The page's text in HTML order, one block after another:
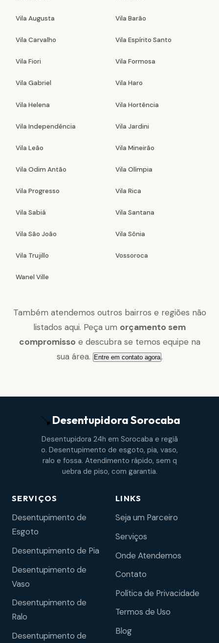
Vila Augusta Vila Barão
Vila Carvalho Vila Espírito Santo
Vila Fiori Vila Formosa
Vila Gabriel Vila Haro
Vila Helena Vila Hortência
Vila Independência Vila Jardini
Vila Leão Vila Mineirão
Vila Odim Antão Vila Olímpia
Vila Progresso Vila Rica
Vila Sabiá Vila Santana
Vila São João Vila Sônia
Vila Trujillo Vossoroca
Wanel Ville
Também atendemos outros bairros e regiões não
listados aqui. Peça um orçamento sem
compromisso e descubra se temos equipe na
sua área. Entre em contato agora.
DesentupidoraSorocaba
Desentupidora 24h em Sorocaba e regiã
o. Desentupimento de esgoto, pia, vaso,
ralo e fossa. Atendimento rápido, sem q
uebra de piso, com garantia.
SERVIÇOS
Desentupimento de
Esgoto
Desentupimento de Pia
Desentupimento de
Vaso
Desentupimento de
Ralo
Desentupimento de
LINKS
Seja um Parceiro
Serviços
Onde Atendemos
Contato
Política de Privacidade
Termos de Uso
Blog